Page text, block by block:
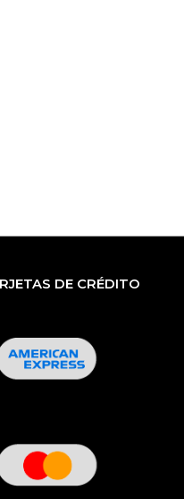
DE CRÉDITO